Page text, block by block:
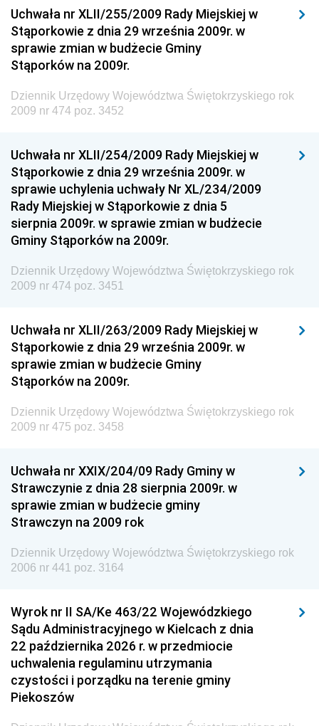
Drogowego
Dziennik Urzędowy Narodowego Banku Polskiego
Dziennik Urzędowy Komendy Głównej Policji
Społecznej
Dziennik Urzędowy Ministra Rozwoju i Technologii
Dziennik Urzędowy Ministra Spraw Zagranicznych
Dziennik Urzędowy Centralnego Biura
Antykorupcyjnego
Wewnętrznego
Dziennik Urzędowy Urzędu Patentowego
Dziennik Urzędowy Generalnej Dyrekcji Dróg
Krajowych i Autostrad
Dziennik Urzędowy Ministra Środowiska
Dziennik Urzędowy Ministra Edukacji
Dziennik Urzędowy Ministra Przemysłu
Dziennik Urzędowy Ministra Finansów i Gospodarki
Dziennik Urzędowy Ministra do Spraw Unii
Dziennik Urzędowy Agencji Wywiadu
Uchwała nr XLII/255/2009 Rady Miejskiej w
Stąporkowie z dnia 29 września 2009r. w
sprawie zmian w budżecie Gminy
Stąporków na 2009r.
Dziennik Urzędowy Województwa Świętokrzyskiego rok
2009 nr 474 poz. 3452
Uchwała nr XLII/254/2009 Rady Miejskiej w
Stąporkowie z dnia 29 września 2009r. w
sprawie uchylenia uchwały Nr XL/234/2009
Rady Miejskiej w Stąporkowie z dnia 5
sierpnia 2009r. w sprawie zmian w budżecie
Gminy Stąporków na 2009r.
Dziennik Urzędowy Województwa Świętokrzyskiego rok
2009 nr 474 poz. 3451
Uchwała nr XLII/263/2009 Rady Miejskiej w
Stąporkowie z dnia 29 września 2009r. w
sprawie zmian w budżecie Gminy
Stąporków na 2009r.
Dziennik Urzędowy Województwa Świętokrzyskiego rok
2009 nr 475 poz. 3458
Uchwała nr XXIX/204/09 Rady Gminy w
Strawczynie z dnia 28 sierpnia 2009r. w
sprawie zmian w budżecie gminy
Strawczyn na 2009 rok
Dziennik Urzędowy Województwa Świętokrzyskiego rok
2006 nr 441 poz. 3164
Wyrok nr II SA/Ke 463/22 Wojewódzkiego
Sądu Administracyjnego w Kielcach z dnia
22 października 2026 r. w przedmiocie
uchwalenia regulaminu utrzymania
czystości i porządku na terenie gminy
Piekoszów